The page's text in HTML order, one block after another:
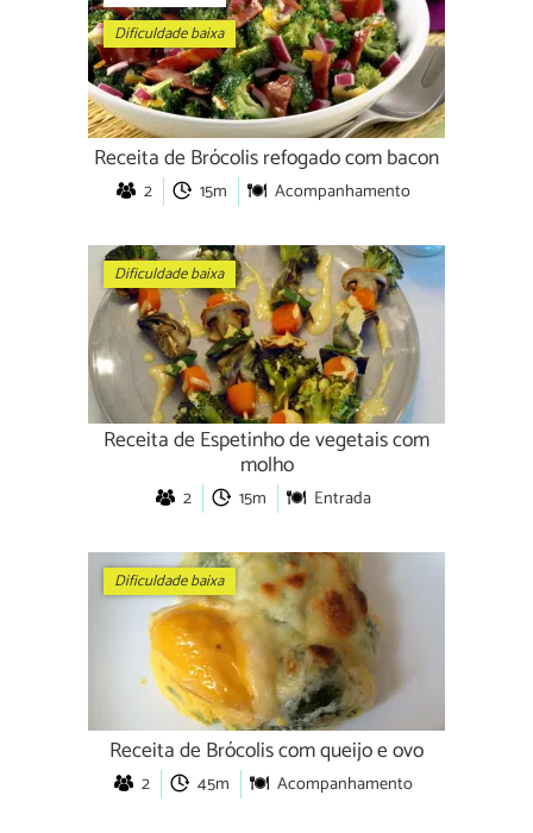
Dificuldade baixa
Receita de Brócolis refogado com bacon
2 15m Acompanhamento
Dificuldade baixa
Receita de Espetinho de vegetais com
molho
2 15m Entrada
Dificuldade baixa
Receita de Brócolis com queijo e ovo
2 45m Acompanhamento